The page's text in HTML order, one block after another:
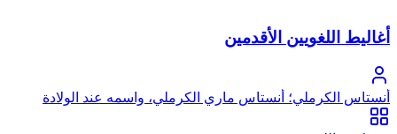
أغاليط اللغويين الأقدمين
أنستاس الكرملي؛ أنستاس ماري الكرملي، واسمه عند الولادة
بطرس بن جبرائيل يوسف عواد